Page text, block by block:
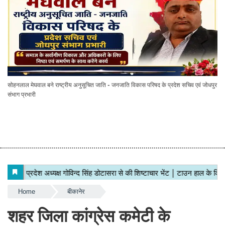
सोहनलाल मेघवाल बने राष्ट्रीय अनुसूचित जाति - जनजाति विकास परिषद के प्रदेश सचिव एवं जोधपुर
संभाग प्रभारी
Home बीकानेर
शहर जिला कांग्रेस कमेटी के